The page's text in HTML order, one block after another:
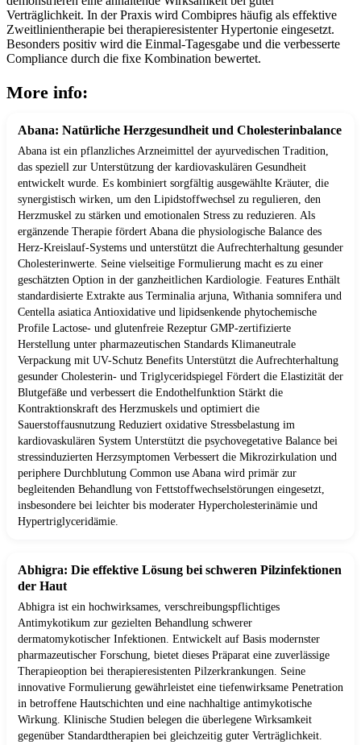
Verträglichkeit. In der Praxis wird Combipres häufig als effektive
Zweitlinientherapie bei therapieresistenter Hypertonie eingesetzt.
Besonders positiv wird die Einmal-Tagesgabe und die verbesserte
Compliance durch die fixe Kombination bewertet.
More info:
Abana: Natürliche Herzgesundheit und Cholesterinbalance
Abana ist ein pflanzliches Arzneimittel der ayurvedischen Tradition,
das speziell zur Unterstützung der kardiovaskulären Gesundheit
entwickelt wurde. Es kombiniert sorgfältig ausgewählte Kräuter, die
synergistisch wirken, um den Lipidstoffwechsel zu regulieren, den
Herzmuskel zu stärken und emotionalen Stress zu reduzieren. Als
ergänzende Therapie fördert Abana die physiologische Balance des
Herz-Kreislauf-Systems und unterstützt die Aufrechterhaltung gesunder
Cholesterinwerte. Seine vielseitige Formulierung macht es zu einer
geschätzten Option in der ganzheitlichen Kardiologie. Features Enthält
standardisierte Extrakte aus Terminalia arjuna, Withania somnifera und
Centella asiatica Antioxidative und lipidsenkende phytochemische
Profile Lactose- und glutenfreie Rezeptur GMP-zertifizierte
Herstellung unter pharmazeutischen Standards Klimaneutrale
Verpackung mit UV-Schutz Benefits Unterstützt die Aufrechterhaltung
gesunder Cholesterin- und Triglyceridspiegel Fördert die Elastizität der
Blutgefäße und verbessert die Endothelfunktion Stärkt die
Kontraktionskraft des Herzmuskels und optimiert die
Sauerstoffausnutzung Reduziert oxidative Stressbelastung im
kardiovaskulären System Unterstützt die psychovegetative Balance bei
stressinduzierten Herzsymptomen Verbessert die Mikrozirkulation und
periphere Durchblutung Common use Abana wird primär zur
begleitenden Behandlung von Fettstoffwechselstörungen eingesetzt,
insbesondere bei leichter bis moderater Hypercholesterinämie und
Hypertriglyceridämie.
Abhigra: Die effektive Lösung bei schweren Pilzinfektionen
der Haut
Abhigra ist ein hochwirksames, verschreibungspflichtiges
Antimykotikum zur gezielten Behandlung schwerer
dermatomykotischer Infektionen. Entwickelt auf Basis modernster
pharmazeutischer Forschung, bietet dieses Präparat eine zuverlässige
Therapieoption bei therapieresistenten Pilzerkrankungen. Seine
innovative Formulierung gewährleistet eine tiefenwirksame Penetration
in betroffene Hautschichten und eine nachhaltige antimykotische
Wirkung. Klinische Studien belegen die überlegene Wirksamkeit
gegenüber Standardtherapien bei gleichzeitig guter Verträglichkeit.